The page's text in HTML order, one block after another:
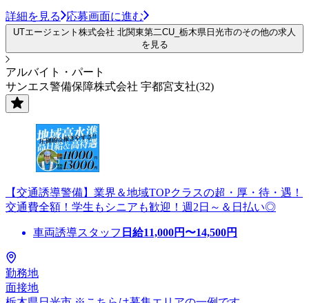
詳細を見る 応募画面に進む
UTエージェント株式会社 北関東第二CU_栃木県日光市のその他の求人
を見る
アルバイト・パート
サンエス警備保障株式会社 宇都宮支社(32)
【交通誘導警備】業界＆地域TOPクラスの超・厚・待・遇！
交通費全額！学生もシニアも歓迎！週2日～＆日払い◎
車両誘導スタッフ 日給11,000円〜14,500円
勤務地
面接地